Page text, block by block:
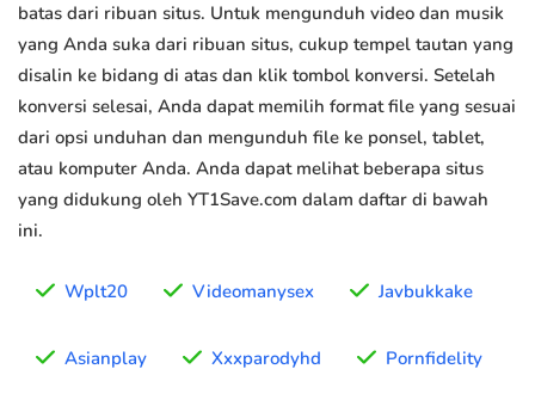
batas dari ribuan situs. Untuk mengunduh video dan musik
yang Anda suka dari ribuan situs, cukup tempel tautan yang
disalin ke bidang di atas dan klik tombol konversi. Setelah
konversi selesai, Anda dapat memilih format file yang sesuai
dari opsi unduhan dan mengunduh file ke ponsel, tablet,
atau komputer Anda. Anda dapat melihat beberapa situs
yang didukung oleh YT1Save.com dalam daftar di bawah
ini.
Wplt20 Videomanysex Javbukkake
Asianplay Xxxparodyhd Pornfidelity